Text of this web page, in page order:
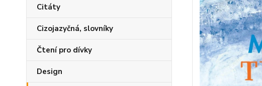
Citáty
Cizojazyčná, slovníky
Čtení pro dívky
Design